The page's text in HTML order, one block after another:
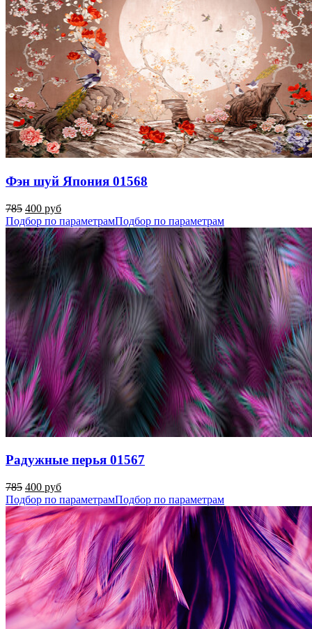
Фэн шуй Япония 01568
785 400 руб
Подбор по параметрамПодбор по параметрам
Радужные перья 01567
785 400 руб
Подбор по параметрамПодбор по параметрам